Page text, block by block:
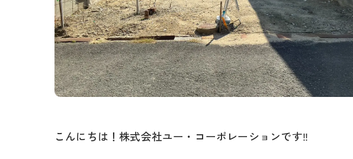
こんにちは！株式会社ユー・コーポレーションです‼